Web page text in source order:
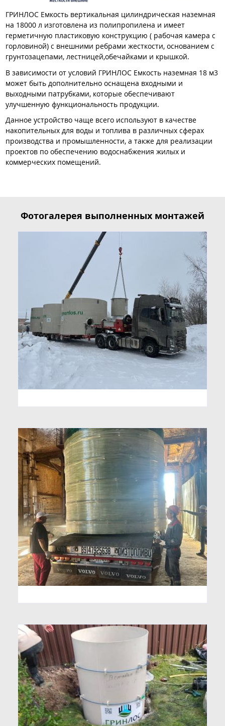
ГРИНЛОС Емкость вертикальная цилиндрическая наземная
на 18000 л изготовлена из полипропилена и имеет
герметичную пластиковую конструкцию ( рабочая камера с
горловиной) с внешними ребрами жесткости, основанием с
грунтозацепами, лестницей,обечайками и крышкой.
В зависимости от условий ГРИНЛОС Емкость наземная 18 м3
может быть дополнительно оснащена входными и
выходными патрубками, которые обеспечивают
улучшенную функциональность продукции.
Данное устройство чаще всего используют в качестве
накопительных для воды и топлива в различных сферах
производства и промышленности, а также для реализации
проектов по обеспечению водоснабжения жилых и
коммерческих помещений.
Фотогалерея выполненных монтажей